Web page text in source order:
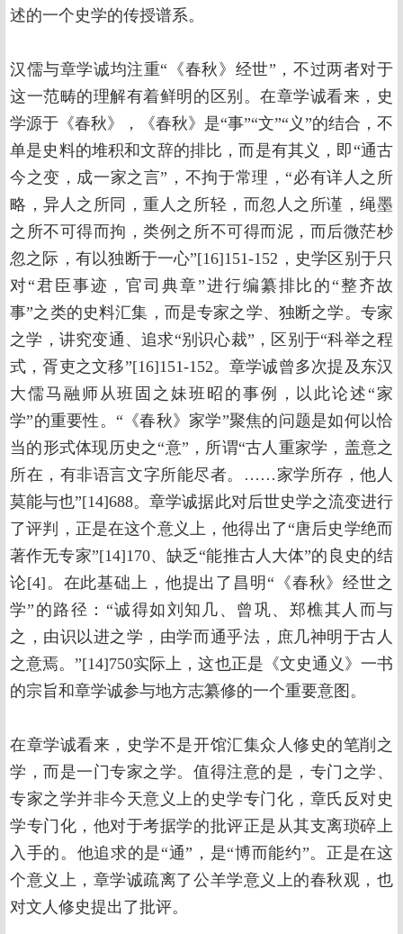
述的一个史学的传授谱系。
汉儒与章学诚均注重“《春秋》经世”，不过两者对于
这一范畴的理解有着鲜明的区别。在章学诚看来，史
学源于《春秋》，《春秋》是“事”“文”“义”的结合，不
单是史料的堆积和文辞的排比，而是有其义，即“通古
今之变，成一家之言”，不拘于常理，“必有详人之所
略，异人之所同，重人之所轻，而忽人之所谨，绳墨
之所不可得而拘，类例之所不可得而泥，而后微茫杪
忽之际，有以独断于一心”[16]151-152，史学区别于只
对“君臣事迹，官司典章”进行编纂排比的“整齐故
事”之类的史料汇集，而是专家之学、独断之学。专家
之学，讲究变通、追求“别识心裁”，区别于“科举之程
式，胥吏之文移”[16]151-152。章学诚曾多次提及东汉
大儒马融师从班固之妹班昭的事例，以此论述“家
学”的重要性。“《春秋》家学”聚焦的问题是如何以恰
当的形式体现历史之“意”，所谓“古人重家学，盖意之
所在，有非语言文字所能尽者。……家学所存，他人
莫能与也”[14]688。章学诚据此对后世史学之流变进行
了评判，正是在这个意义上，他得出了“唐后史学绝而
著作无专家”[14]170、缺乏“能推古人大体”的良史的结
论[4]。在此基础上，他提出了昌明“《春秋》经世之
学”的路径：“诚得如刘知几、曾巩、郑樵其人而与
之，由识以进之学，由学而通乎法，庶几神明于古人
之意焉。”[14]750实际上，这也正是《文史通义》一书
的宗旨和章学诚参与地方志纂修的一个重要意图。
在章学诚看来，史学不是开馆汇集众人修史的笔削之
学，而是一门专家之学。值得注意的是，专门之学、
专家之学并非今天意义上的史学专门化，章氏反对史
学专门化，他对于考据学的批评正是从其支离琐碎上
入手的。他追求的是“通”，是“博而能约”。正是在这
个意义上，章学诚疏离了公羊学意义上的春秋观，也
对文人修史提出了批评。